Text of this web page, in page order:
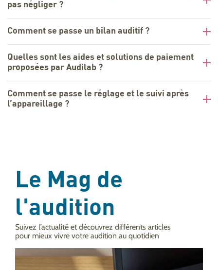
pas négliger ?
Comment se passe un bilan auditif ?
Quelles sont les aides et solutions de paiement
proposées par Audilab ?
Comment se passe le réglage et le suivi après
l’appareillage ?
Le Mag de
l'audition
Suivez l’actualité et découvrez différents articles
pour mieux vivre votre audition au quotidien